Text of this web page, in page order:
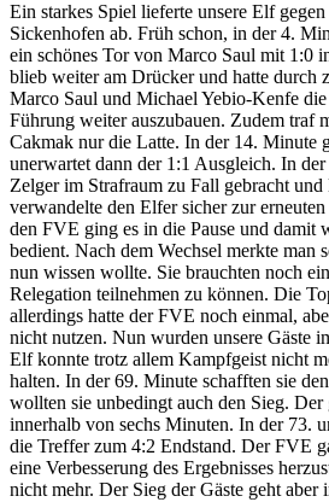
Ein starkes Spiel lieferte unsere Elf
Sickenhofen ab. Früh schon, in der 4.
ein schönes Tor von Marco Saul mit 1:0
blieb weiter am Drücker und hatte durch
Marco Saul und Michael Yebio-Kenfe
Führung weiter auszubauen. Zudem traf
Cakmak nur die Latte. In der 14. Minute
unerwartet dann der 1:1 Ausgleich. In
Zelger im Strafraum zu Fall gebracht
verwandelte den Elfer sicher zur
den FVE ging es in die Pause und damit
bedient. Nach dem Wechsel merkte man
nun wissen wollte. Sie brauchten noch
Relegation teilnehmen zu können. Die
allerdings hatte der FVE noch einmal,
nicht nutzen. Nun wurden unsere Gäste
Elf konnte trotz allem Kampfgeist nicht
halten. In der 69. Minute schafften sie
wollten sie unbedingt auch den Sieg. Der
innerhalb von sechs Minuten. In der 73.
die Treffer zum 4:2 Endstand. Der FVE
eine Verbesserung des Ergebnisses
nicht mehr. Der Sieg der Gäste geht